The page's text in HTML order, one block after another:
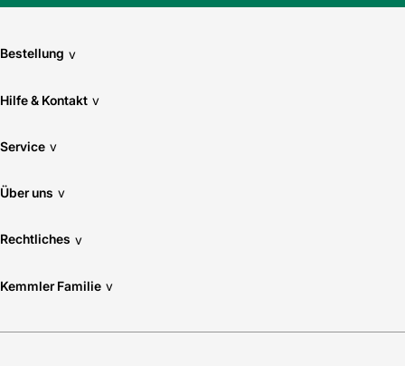
Bestellung v
Hilfe & Kontakt v
Service v
Über uns v
Rechtliches v
Kemmler Familie v